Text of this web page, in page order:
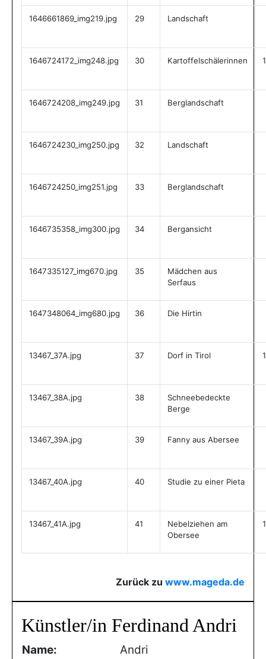
1646661869_img219.jpg 29 Landschaft
1646724172_img248.jpg 30 Kartoffelschälerinnen
1646724208_img249.jpg 31 Berglandschaft
1646724230_img250.jpg 32 Landschaft
1646724250_img251.jpg 33 Berglandschaft
1646735358_img300.jpg 34 Bergansicht
1647335127_img670.jpg 35
Mädchen aus
Serfaus
1647348064_img680.jpg 36 Die Hirtin
13467_37A.jpg 37 Dorf in Tirol
13467_38A.jpg 38
Schneebedeckte
Berge
13467_39A.jpg 39 Fanny aus Abersee
13467_40A.jpg 40 Studie zu einer Pieta
13467_41A.jpg 41
Nebelziehen am
Obersee
Zurück zu www.mageda.de
Künstler/in Ferdinand Andri
Name:
Andri